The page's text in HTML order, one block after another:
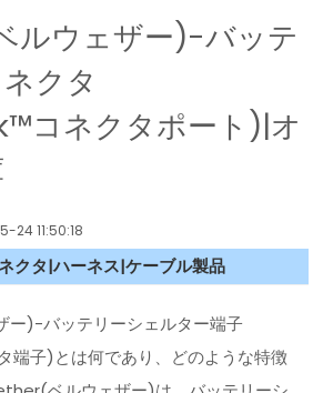
ルウェザー)-バッテ
クタ
コネクタポート)|オ
24 11:50:18
クタ|ハーネス|ケーブル製品
)-バッテリーシェルター端子
子)とは何であり、どのような特徴